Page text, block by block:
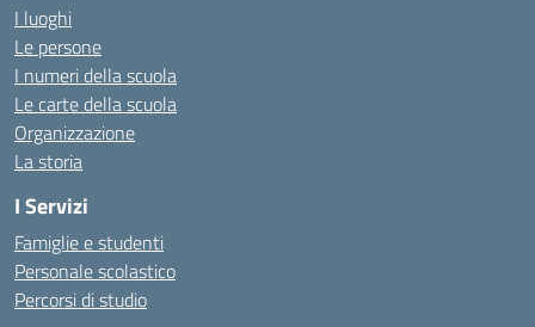
I luoghi
Le persone
I numeri della scuola
Le carte della scuola
Organizzazione
La storia
I Servizi
Famiglie e studenti
Personale scolastico
Percorsi di studio